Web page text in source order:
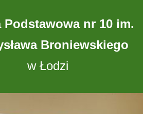
Podstawowa nr 10 im.
Broniewskiego
w Łodzi